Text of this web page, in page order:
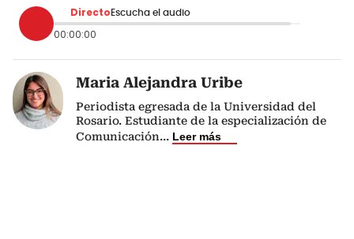
Directo Escucha el audio
00:00:00
Maria Alejandra Uribe
Periodista egresada de la Universidad del
Rosario. Estudiante de la especialización de
Comunicación... Leer más